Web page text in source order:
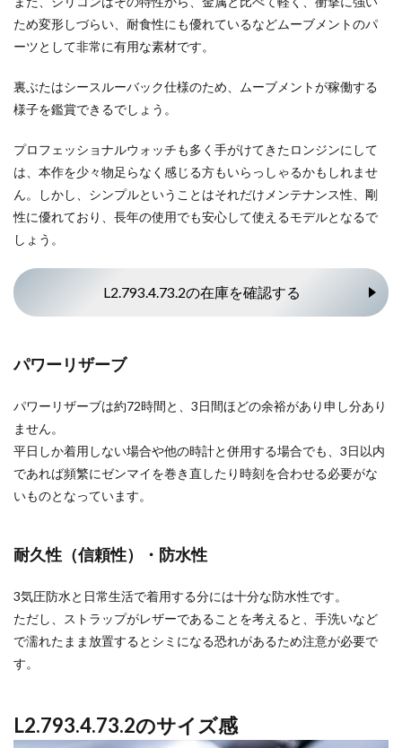
ため変形しづらい、耐食性にも優れているなどムーブメントのパ
ーツとして非常に有用な素材です。
裏ぶたはシースルーバック仕様のため、ムーブメントが稼働する
様子を鑑賞できるでしょう。
プロフェッショナルウォッチも多く手がけてきたロンジンにして
は、本作を少々物足らなく感じる方もいらっしゃるかもしれませ
ん。しかし、シンプルということはそれだけメンテナンス性、剛
性に優れており、長年の使用でも安心して使えるモデルとなるで
しょう。
L2.793.4.73.2の在庫を確認する
パワーリザーブ
パワーリザーブは約72時間と、3日間ほどの余裕があり申し分あり
ません。
平日しか着用しない場合や他の時計と併用する場合でも、3日以内
であれば頻繁にゼンマイを巻き直したり時刻を合わせる必要がな
いものとなっています。
耐久性（信頼性）・防水性
3気圧防水と日常生活で着用する分には十分な防水性です。
ただし、ストラップがレザーであることを考えると、手洗いなど
で濡れたまま放置するとシミになる恐れがあるため注意が必要で
す。
L2.793.4.73.2のサイズ感